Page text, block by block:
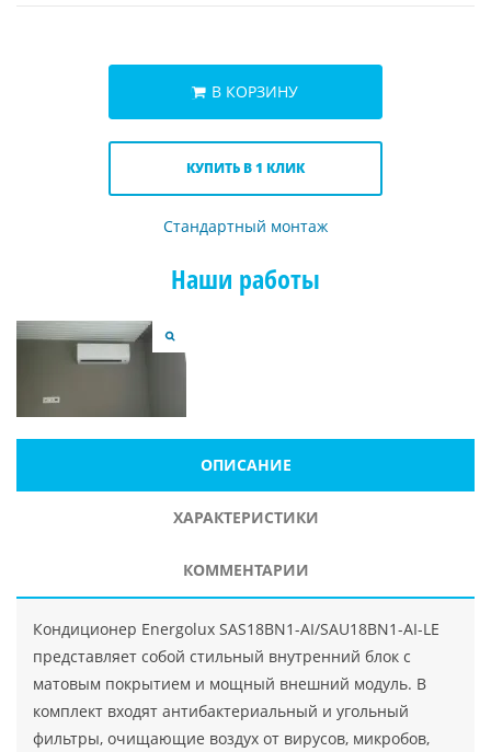
В КОРЗИНУ
КУПИТЬ В 1 КЛИК
Стандартный монтаж
Наши работы
ОПИСАНИЕ
ХАРАКТЕРИСТИКИ
КОММЕНТАРИИ
Кондиционер Energolux SAS18BN1-AI/SAU18BN1-AI-LE
представляет собой стильный внутренний блок с
матовым покрытием и мощный внешний модуль. В
комплект входят антибактериальный и угольный
фильтры, очищающие воздух от вирусов, микробов,